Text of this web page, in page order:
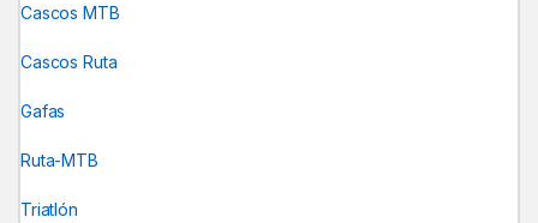
Cascos MTB
Cascos Ruta
Gafas
Ruta-MTB
Triatlón